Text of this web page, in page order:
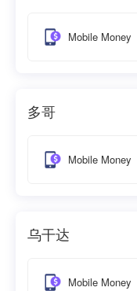
Mobile Money
多哥
Mobile Money
乌干达
Mobile Money